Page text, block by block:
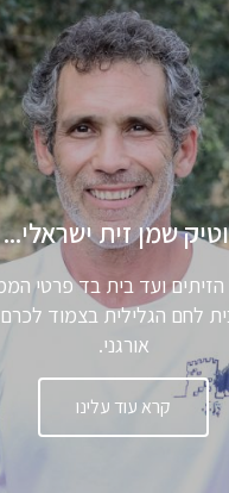
שמן זית ישראלי...
הזיתים ועד בית בד פרטי
לחם הגלילית בצמוד לכרם
אורגני.
קרא עוד עלינו